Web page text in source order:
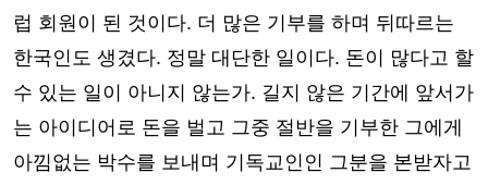
럽 회원이 된 것이다. 더 많은 기부를 하며 뒤따르는
한국인도 생겼다. 정말 대단한 일이다. 돈이 많다고 할
수 있는 일이 아니지 않는가. 길지 않은 기간에 앞서가
는 아이디어로 돈을 벌고 그중 절반을 기부한 그에게
아낌없는 박수를 보내며 기독교인인 그분을 본받자고